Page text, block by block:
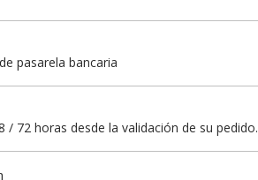
pasarela bancaria
/ 72 horas desde la validación de su pedido.